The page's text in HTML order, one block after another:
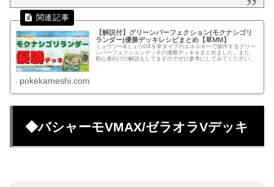
【解説付】グリーンパーフェクション(モクナシゴリ
ランダー)優勝デッキレシピまとめ【草MM】
ミュウツー&ミュウGXを草タイプのエネルギーで操作するグリー
ンパーフェクションデッキの優勝デッキをまとめました。また、
初心者向けの解説もしてますのでぜひ参考にしてみてください。
pokekameshi.com
◆バシャーモVMAX/ゼラオラVデッキ